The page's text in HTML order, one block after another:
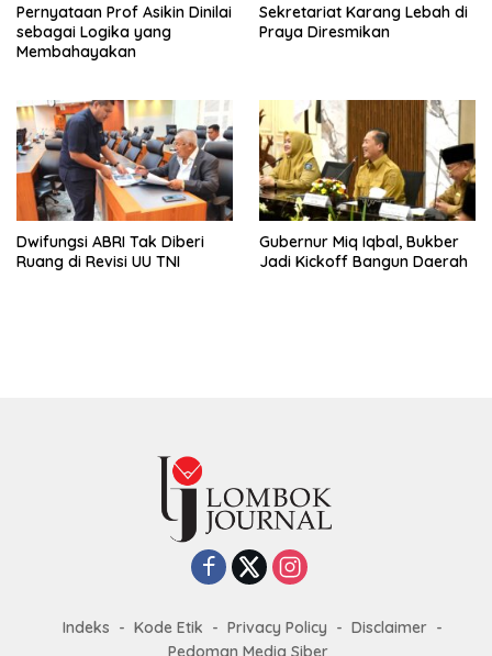
Pernyataan Prof Asikin Dinilai
sebagai Logika yang
Membahayakan
Sekretariat Karang Lebah di
Praya Diresmikan
Dwifungsi ABRI Tak Diberi
Ruang di Revisi UU TNI
Gubernur Miq Iqbal, Bukber
Jadi Kickoff Bangun Daerah
Indeks Kode Etik Privacy Policy
Disclaimer
Pedoman Media Siber